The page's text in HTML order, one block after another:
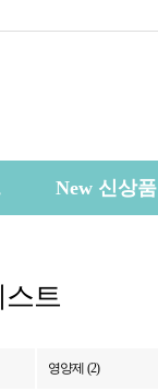
New 신상품
트
영양제 (2)